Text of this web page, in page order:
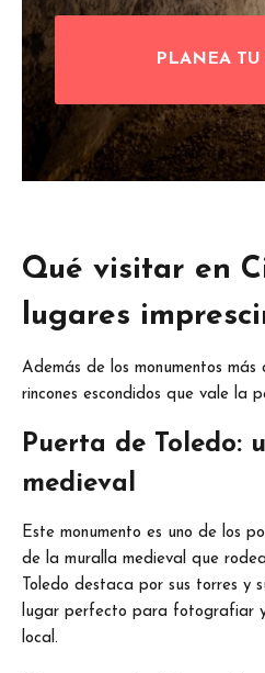
PLANEA TU
Qué visitar en
lugares
Además de los monumentos
rincones escondidos que vale la
Puerta de Toledo:
medieval
Este monumento es uno de los
de la muralla medieval que
Toledo destaca por sus torres y
lugar perfecto para fotografiar
local.